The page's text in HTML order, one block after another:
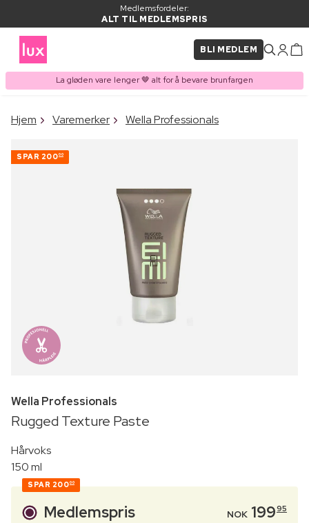
Medlemsfordeler:
ALT TIL MEDLEMSPRIS
BLI MEDLEM
La gløden vare lenger 🤎 alt for å bevare brunfargen
VARE LAGT I
Hjem Varemerker Wella Professionals
SPAR 20000
Wella Professionals
Rugged Texture Paste
Hårvoks
150 ml
SPAR 20000
Medlemspris NOK 19995